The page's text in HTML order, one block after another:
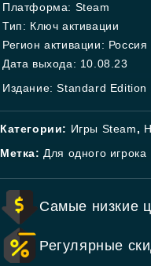
Платформа: Steam
Тип: Ключ активации
Регион активации:
Дата выхода: 10.08.23
Издание: Standard Edition
Категории: Игры Steam,
Метка: Для одного игрока
Самые низкие
Регулярные